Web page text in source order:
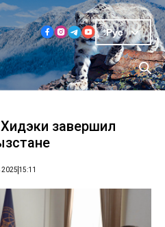
Рус
завершил
2025 15:11